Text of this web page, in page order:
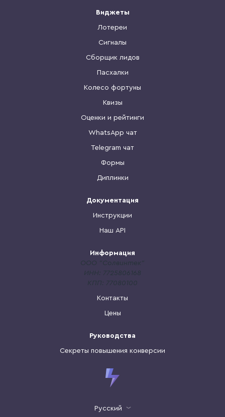
Русский
Виджеты
Лотереи
Сигналы
Сборщик лидов
Пасхалки
Колесо фортуны
Квизы
Оценки и рейтинги
WhatsApp чат
Telegram чат
Формы
Диплинки
Документация
Инструкции
Наш API
Информация
ООО "Солвинтек"
ИНН: 7725806168
КПП: 77080100
Контакты
Цены
Руководства
Секреты повышения конверсии